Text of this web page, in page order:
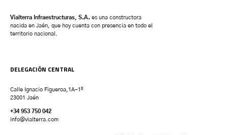
Vialterra Infraestructuras, S.A. es una constructora
nacida en Jaén, que hoy cuenta con presencia en todo el
territorio nacional.
DELEGACIÓN CENTRAL
Calle Ignacio Figueroa,1A-1º
23001 Jaén
+34 953 750 042
info@vialterra.com